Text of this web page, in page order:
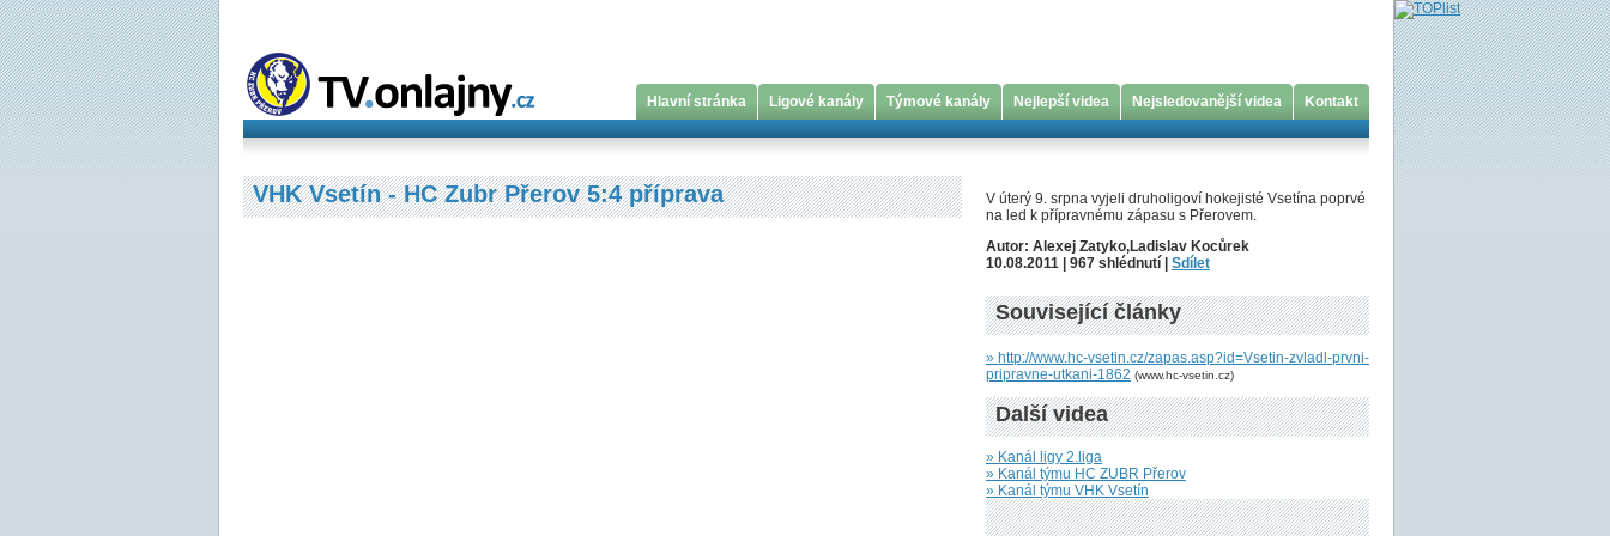
Hlavní stránka Ligové kanály Týmové kanály Nejlepší videa Nejsledovanější videa Kontakt
VHK Vsetín - HC Zubr Přerov 5:4 příprava
V úterý 9. srpna vyjeli druholigoví hokejisté Vsetína poprvé
na led k přípravnému zápasu s Přerovem.
Autor: Alexej Zatyko,Ladislav Kocůrek
10.08.2011 | 967 shlédnutí | Sdílet
Související články
» http://www.hc-vsetin.cz/zapas.asp?id=Vsetin-zvladl-prvni-
pripravne-utkani-1862 (www.hc-vsetin.cz)
Další videa
» Kanál ligy 2.liga
» Kanál týmu HC ZUBR Přerov
» Kanál týmu VHK Vsetín